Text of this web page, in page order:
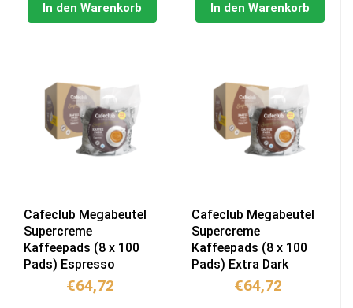
In den Warenkorb In den Warenkorb
Cafeclub Megabeutel
Supercreme
Kaffeepads (8 x 100
Pads) Espresso
€64,72
Cafeclub Megabeutel
Supercreme
Kaffeepads (8 x 100
Pads) Extra Dark
€64,72